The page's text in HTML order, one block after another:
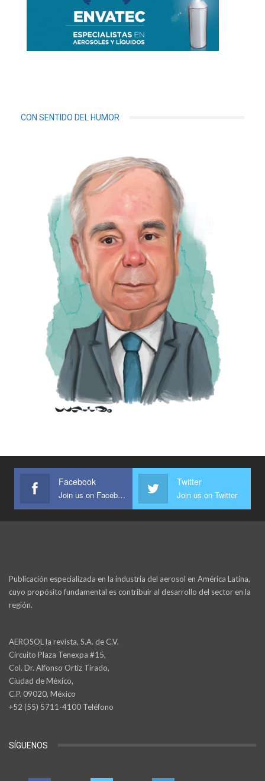
CON SENTIDO DEL HUMOR
Facebook
Join us on Facebook
Twitter
Join us on Twitter
Publicación especializada en la industria del aerosol en América Latina,
cuyo propósito fundamental es contribuir al desarrollo del sector en la
región.
AEROSOL la revista, S.A. de C.V.
Circuito Plaza Tenexpa #15,
Col. Dr. Alfonso Ortiz Tirado,
Ciudad de México,
C.P. 09020, México
+52 (55) 5711-4100 Teléfono
SÍGUENOS